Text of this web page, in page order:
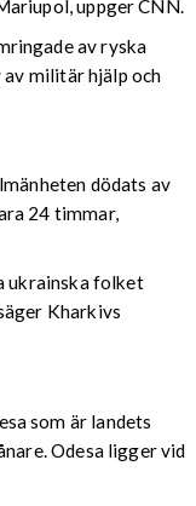
uppger CNN.
av ryska
militär hjälp och
dödats av
24 timmar,
ukrainska folket
Kharkivs
som är landets
Odesa ligger vid